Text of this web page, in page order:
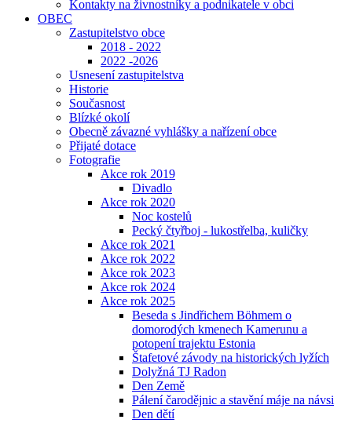
Kontakty na živnostníky a podnikatele v obci
OBEC
Zastupitelstvo obce
2018 - 2022
2022 -2026
Usnesení zastupitelstva
Historie
Současnost
Blízké okolí
Obecně závazné vyhlášky a nařízení obce
Přijaté dotace
Fotografie
Akce rok 2019
Divadlo
Akce rok 2020
Noc kostelů
Pecký čtyřboj - lukostřelba, kuličky
Akce rok 2021
Akce rok 2022
Akce rok 2023
Akce rok 2024
Akce rok 2025
Beseda s Jindřichem Böhmem o
domorodých kmenech Kamerunu a
potopení trajektu Estonia
Štafetové závody na historických lyžích
Dolyžná TJ Radon
Den Země
Pálení čarodějnic a stavění máje na návsi
Den dětí